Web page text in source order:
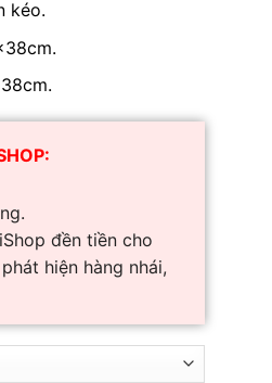
kéo.
đền tiền cho
hiện hàng nhái,